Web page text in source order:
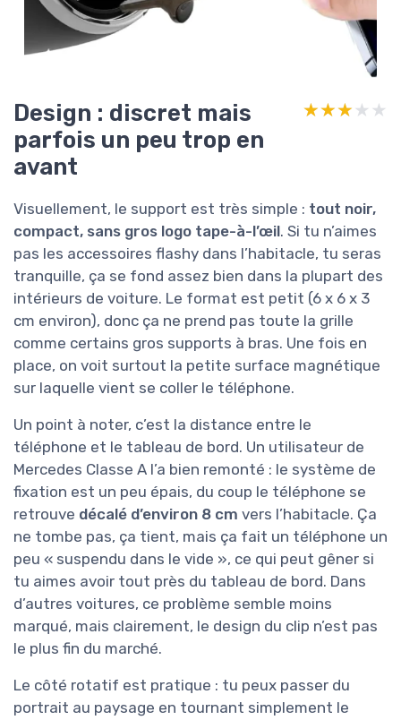
Design : discret mais
parfois un peu trop en
avant
★★★★★
★★★★★
Visuellement, le support est très simple : tout noir,
compact, sans gros logo tape-à-l’œil. Si tu n’aimes
pas les accessoires flashy dans l’habitacle, tu seras
tranquille, ça se fond assez bien dans la plupart des
intérieurs de voiture. Le format est petit (6 x 6 x 3
cm environ), donc ça ne prend pas toute la grille
comme certains gros supports à bras. Une fois en
place, on voit surtout la petite surface magnétique
sur laquelle vient se coller le téléphone.
Un point à noter, c’est la distance entre le
téléphone et le tableau de bord. Un utilisateur de
Mercedes Classe A l’a bien remonté : le système de
fixation est un peu épais, du coup le téléphone se
retrouve décalé d’environ 8 cm vers l’habitacle. Ça
ne tombe pas, ça tient, mais ça fait un téléphone un
peu « suspendu dans le vide », ce qui peut gêner si
tu aimes avoir tout près du tableau de bord. Dans
d’autres voitures, ce problème semble moins
marqué, mais clairement, le design du clip n’est pas
le plus fin du marché.
Le côté rotatif est pratique : tu peux passer du
portrait au paysage en tournant simplement le